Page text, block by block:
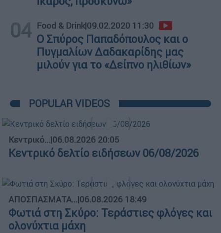
04 Food & Drink|09.02.2020 11:30
Ο Σπύρος Παπαδόπουλος και ο
Πυγμαλίων Δαδακαρίδης μας
μιλούν για το «Δείπνο ηλιθίων»
POPULAR VIDEOS
Κεντρικό...|06.08.2026 20:05
Κεντρικό δελτίο ειδήσεων 06/08/2026
ΑΠΟΣΠΑΣΜΑΤΑ...|06.08.2026 18:49
Φωτιά στη Σκύρο: Τεράστιες φλόγες και
ολονύχτια μάχη